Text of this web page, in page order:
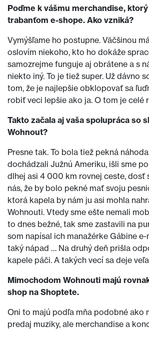
Poďme k vášmu merchandise,
trabanťom e-shope. Ako vzniká?
Vymýšľame ho postupne. Väčšinou
oslovím niekoho, kto ho dokáže
samozrejme funguje aj obrátene a s
niekto iný. To je tiež super. Už dávno
tom, že je najlepšie obklopovať sa
robiť veci lepšie ako ja. O tom je celé
Takto začala aj vaša spolupráca so
Wohnout?
Presne tak. To bola tiež pekná
dochádzali Južnú Ameriku, išli sme
dlhej asi 4 000 km rovnej ceste, dosť
nás, že by bolo pekné mať svoju
ktorá kapela by nám ju asi mohla
Wohnouti. Vtedy sme ešte nemali
to dnes bežné, tak sme zastavili na
som napísal ich manažérke Gábine e-
taký nápad … Na druhý deň prišla
kapele páči. A takých vecí sa deje
Mimochodom Wohnouti majú
shop na Shoptete.
Oni to majú podľa mňa podobné ako
predaj muziky, ale merchandise a